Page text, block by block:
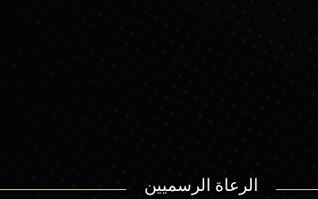
الرعاة الرسميين